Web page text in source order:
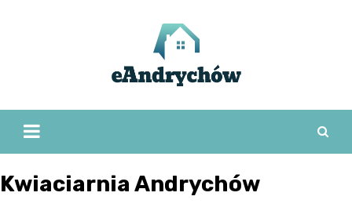
Kwiaciarnia Andrychów